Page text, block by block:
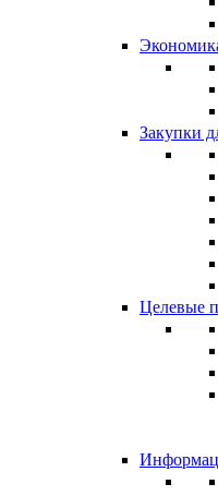
Закупки
Целевые